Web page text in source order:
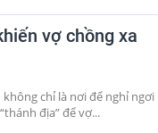
vợ chồng xa
chỉ là nơi để nghỉ ngơi
địa” để vợ...